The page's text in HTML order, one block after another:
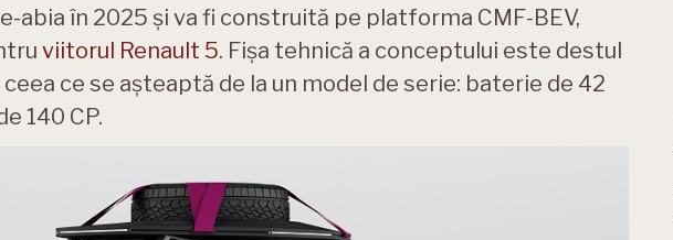
abia în 2025 și va fi construită pe platforma CMF-BEV,
viitorul Renault 5. Fișa tehnică a conceptului este destul
ce se așteaptă de la un model de serie: baterie de 42
140 CP.